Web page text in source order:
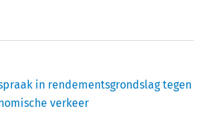
in rendementsgrondslag tegen
verkeer